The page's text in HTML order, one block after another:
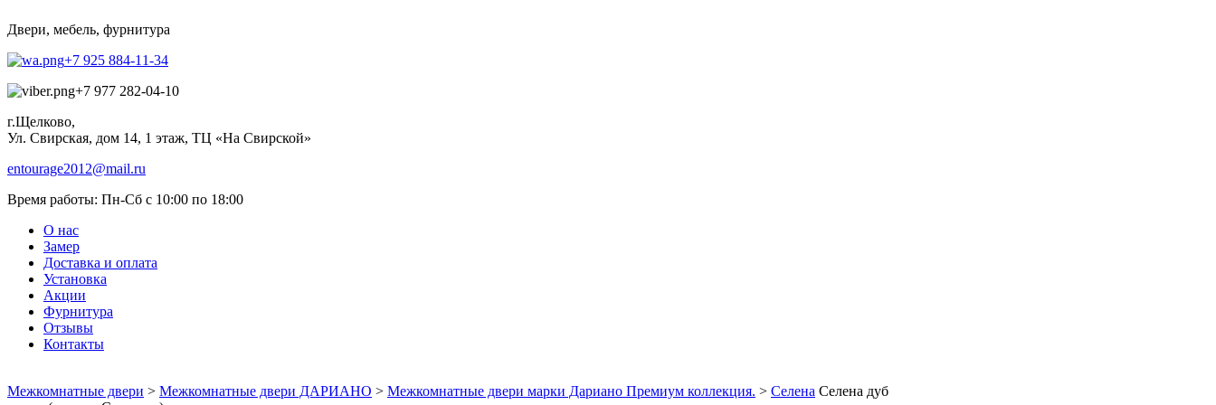
Двери, мебель, фурнитура
+7 925 884-11-34
+7 977 282-04-10
г.Щелково,
Ул. Свирская, дом 14, 1 этаж, ТЦ «На Свирской»
entourage2012@mail.ru
Время работы: Пн-Сб с 10:00 по 18:00
О нас
Замер
Доставка и оплата
Установка
Акции
Фурнитура
Отзывы
Контакты
Межкомнатные двери > Межкомнатные двери ДАРИАНО > Межкомнатные двери марки Дариано Премиум коллекция. > Селена Селена дуб